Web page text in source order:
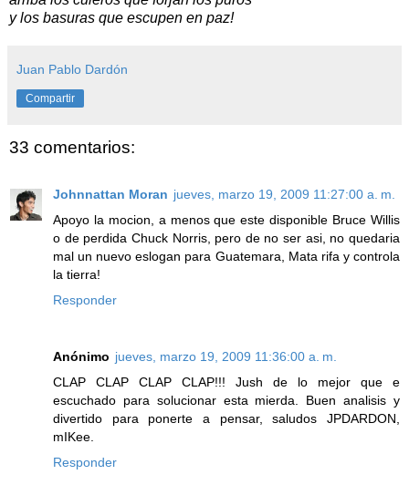
y los basuras que escupen en paz!
Juan Pablo Dardón
Compartir
33 comentarios:
Johnnattan Moran jueves, marzo 19, 2009 11:27:00 a. m.
Apoyo la mocion, a menos que este disponible Bruce Willis
o de perdida Chuck Norris, pero de no ser asi, no quedaria
mal un nuevo eslogan para Guatemara, Mata rifa y controla
la tierra!
Responder
Anónimo jueves, marzo 19, 2009 11:36:00 a. m.
CLAP CLAP CLAP CLAP!!! Jush de lo mejor que e
escuchado para solucionar esta mierda. Buen analisis y
divertido para ponerte a pensar, saludos JPDARDON,
mIKee.
Responder